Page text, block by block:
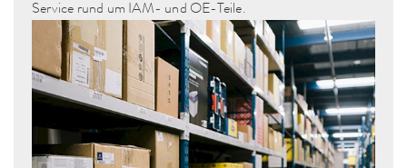
Service rund um IAM- und OE-Teile.